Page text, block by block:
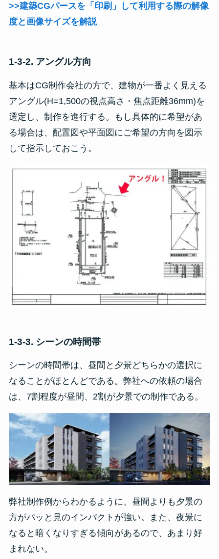
>>建築CGパースを「印刷」して利用する際の解像
度と画像サイズを解説
1-3-2. アングル方向
基本はCG制作会社の方で、建物が一番よく見える
アングル(H=1,500の視点高さ・焦点距離36mm)を
選定し、制作を進行する。もし具体的に希望があ
る場合は、配置図や平面図にご希望の方向を図示
して指示しておこう。
1-3-3. シーンの時間帯
シーンの時間帯は、昼間と夕景どちらかの選択に
なることがほとんどである。弊社への依頼の場合
は、7割程度が昼間、2割が夕景での制作である。
弊社制作例からわかるように、昼間よりも夕景の
方がパッと見のインパクトが強い。また、夜景に
なると暗くなりすぎる傾向があるので、あまり好
まれない。